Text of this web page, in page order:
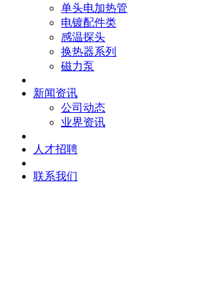
单头电加热管
电镀配件类
感温探头
换热器系列
磁力泵
新闻资讯
公司动态
业界资讯
人才招聘
联系我们